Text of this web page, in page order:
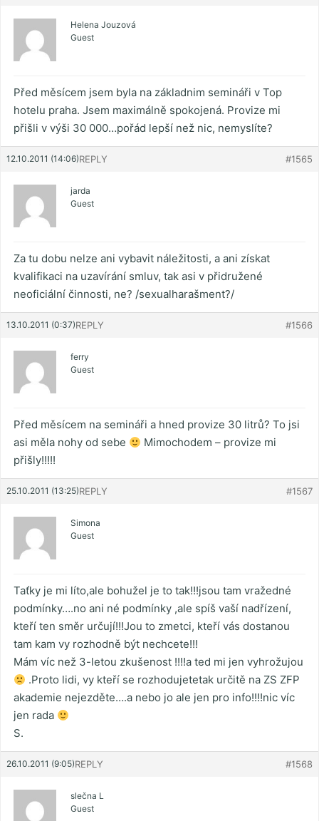
Helena Jouzová
Guest
Před měsícem jsem byla na základnim semináři v Top
hotelu praha. Jsem maximálně spokojená. Provize mi
přišli v výši 30 000…pořád lepší než nic, nemyslíte?
12.10.2011 (14:06) #1565
REPLY
jarda
Guest
Za tu dobu nelze ani vybavit náležitosti, a ani získat
kvalifikaci na uzavírání smluv, tak asi v přidružené
neoficiální činnosti, ne? /sexualharašment?/
13.10.2011 (0:37) #1566
REPLY
ferry
Guest
Před měsícem na semináři a hned provize 30 litrů? To jsi
asi měla nohy od sebe
Mimochodem – provize mi
přišly!!!!!
25.10.2011 (13:25) #1567
REPLY
Simona
Guest
Taťky je mi líto,ale bohužel je to tak!!!jsou tam vražedné
podmínky….no ani né podmínky ,ale spíš vaší nadřízení,
kteří ten směr určují!!!Jou to zmetci, kteří vás dostanou
tam kam vy rozhodně být nechcete!!!
Mám víc než 3-letou zkušenost !!!!a ted mi jen vyhrožujou
.Proto lidi, vy kteří se rozhodujetetak určitě na ZS ZFP
akademie nejezděte….a nebo jo ale jen pro info!!!!nic víc
jen rada
S.
26.10.2011 (9:05) #1568
REPLY
slečna L
Guest